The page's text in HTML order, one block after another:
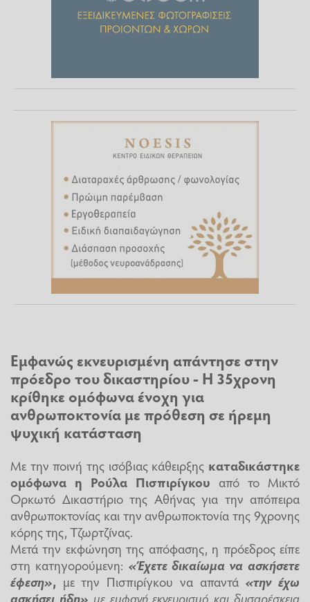
Εμφανώς εκνευρισμένη απάντησε στην
πρόεδρο του δικαστηρίου - Η 35χρονη
κρίθηκε ομόφωνα ένοχη για
ανθρωποκτονία με πρόθεση σε ήρεμη
ψυχική κατάσταση
Με την ποινή της ισόβιας κάθειρξης καταδικάστηκε
ομόφωνα η Ρούλα Πισπιρίγκου από το Μικτό
Ορκωτό Δικαστήριο της Αθήνας για την απόπειρα
ανθρωποκτονίας και την ανθρωποκτονία της 9χρονης
κόρης της, Τζωρτζίνας.
Μετά την εκφώνηση της απόφασης, η πρόεδρος είπε
στη κατηγορούμενη: «Έχετε δικαίωμα να ασκήσετε
έφεση», με την Πισπιρίγκου να απαντά «την έχω
ασκήσει ήδη» με εμφανή εκνευρισμό και δυσαρέσκεια